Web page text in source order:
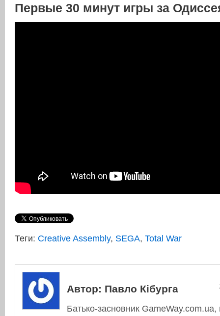
Первые 30 минут игры за
Теги: Creative Assembly, SEGA, Total War
Автор: Павло Кібурга
Батько-засновник